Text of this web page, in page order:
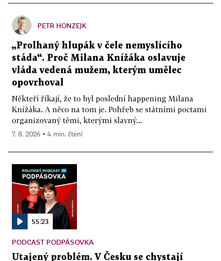
PETR HONZEJK
„Prolhaný hlupák v čele nemyslícího
stáda“. Proč Milana Knížáka oslavuje
vláda vedená mužem, kterým umělec
opovrhoval
Někteří říkají, že to byl poslední happening Milana
Knížáka. A něco na tom je. Pohřeb se státními poctami
organizovaný těmi, kterými slavný...
7. 8. 2026 ▪ 4 min. čtení
55:23
PODCAST PODPÁSOVKA
Utajený problém. V Česku se chystají